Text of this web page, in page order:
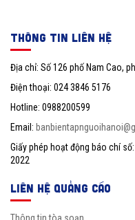
THÔNG TIN LIÊN HỆ
Địa chỉ: Số 126 phố Nam Cao,
Điện thoại: 024 3846 5176
Hotline: 0988200599
Email:
Giấy phép hoạt động báo chí
2022
LIÊN HỆ QUẢNG CÁO
Thông tin tòa soạn